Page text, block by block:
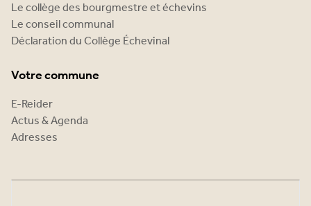
Le collège des bourgmestre et échevins
Le conseil communal
Déclaration du Collège Échevinal
Votre commune
E-Reider
Actus & Agenda
Adresses